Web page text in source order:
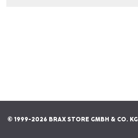
© 1999-2026 BRAX STORE GMBH & CO. KG